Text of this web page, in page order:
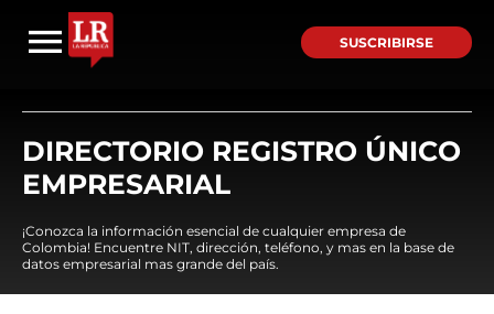
SUSCRIBIRSE
DIRECTORIO REGISTRO ÚNICO
EMPRESARIAL
¡Conozca la información esencial de cualquier empresa de
Colombia! Encuentre NIT, dirección, teléfono, y mas en la base de
datos empresarial mas grande del país.